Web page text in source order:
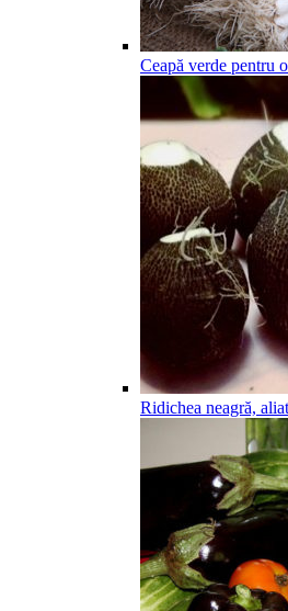
Ceapă verde pentru
Ridichea neagră,